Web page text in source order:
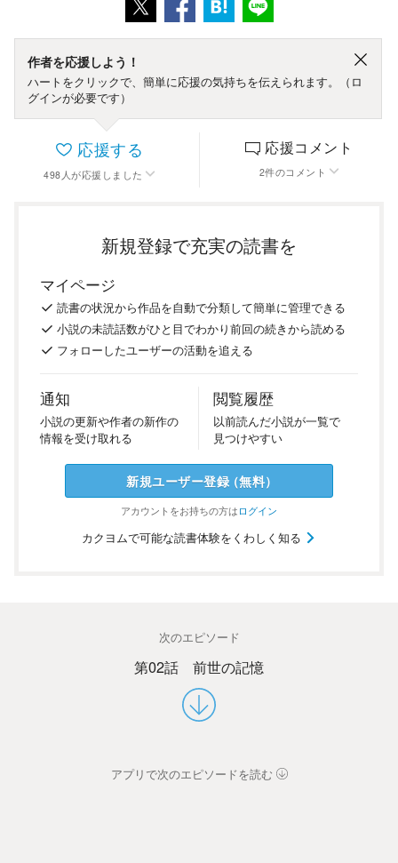
作者を応援しよう！
ハートをクリックで、簡単に応援の気持ちを伝えられます。（ロ
グインが必要です）
応援する
498 人が応援しました
応援コメント
2件のコメント
新規登録で充実の読書を
マイページ
読書の状況から作品を自動で分類して簡単に管理できる
小説の未読話数がひと目でわかり前回の続きから読める
フォローしたユーザーの活動を追える
通知
小説の更新や作者の新作の
情報を受け取れる
閲覧履歴
以前読んだ小説が一覧で
見つけやすい
新規ユーザー登録（無料）
アカウントをお持ちの方はログイン
カクヨムで可能な読書体験をくわしく知る
次のエピソード
第02話 前世の記憶
アプリで次のエピソードを読む